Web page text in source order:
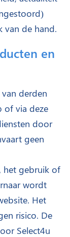
van de hand.
en
derden
of via deze
door
geen
het gebruik of
wordt
Het
risico. De
Select4u